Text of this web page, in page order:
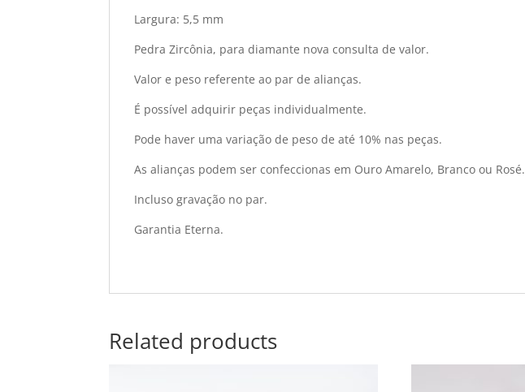
Largura: 5,5 mm
Pedra Zircônia, para diamante nova consulta de valor.
Valor e peso referente ao par de alianças.
É possível adquirir peças individualmente.
Pode haver uma variação de peso de até 10% nas peças.
As alianças podem ser confeccionas em Ouro Amarelo, Branco ou Rosé.
Incluso gravação no par.
Garantia Eterna.
Related products